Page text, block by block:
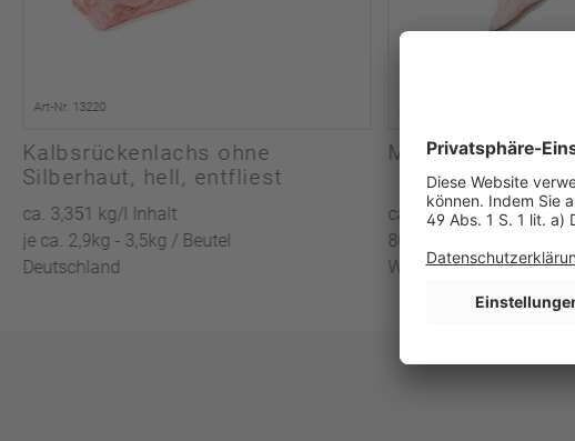
Art-Nr. 13220
Kalbsrückenlachs ohne
Silberhaut, hell, entfliest
ca. 3,351 kg/l Inhalt
je ca. 2,9kg - 3,5kg / Beutel
Deutschland
MSC
ca. 5,080 kg/l Inhalt
800g+ je Stück / Kiste
Wildfang / FAO 27